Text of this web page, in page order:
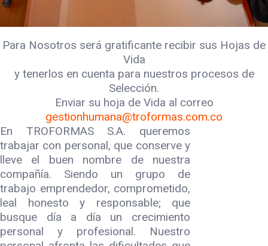
Para Nosotros será gratificante recibir sus Hojas de
Vida
y tenerlos en cuenta para nuestros procesos de
Selección.
Enviar su hoja de Vida al correo
gestionhumana@troformas.com.co
En TROFORMAS S.A. queremos
trabajar con personal, que conserve y
lleve el buen nombre de nuestra
compañía. Siendo un grupo de
trabajo emprendedor, comprometido,
leal honesto y responsable; que
busque día a día un crecimiento
personal y profesional. Nuestro